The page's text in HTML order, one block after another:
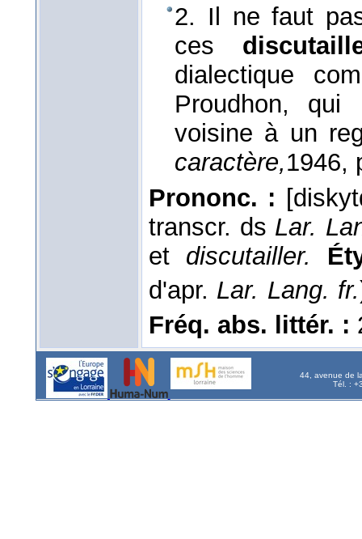
2. Il ne faut
ces
dialectique
Proudhon, qui
voisine à un
caractère,1946,
Prononc. :
transcr. ds Lar.
et discutailler.
d'apr. Lar. Lang. fr.
Fréq. abs. littér. :
44, avenue de
Tél. :